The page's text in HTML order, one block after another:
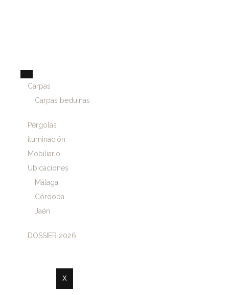
Carpas
Carpas beduinas
Pérgolas
iluminación
Mobiliario
Ubicaciones
Málaga
Córdoba
Jaén
DOSSIER 2026
X